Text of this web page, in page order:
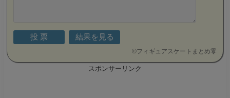
©フィギュアスケートまとめ零
スポンサーリンク